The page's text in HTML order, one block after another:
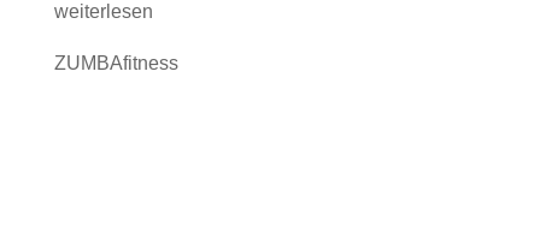
weiterlesen
ZUMBAfitness